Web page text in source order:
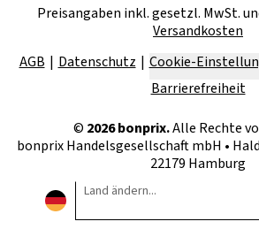
Preisangaben inkl. gesetzl. MwSt.
Versandkosten
AGB
Datenschutz Cookie-
Barrierefreiheit
© 2026bonprix.Alle Rechte
bonprix Handelsgesellschaft mbH •
22179 Hamburg
Land ändern...